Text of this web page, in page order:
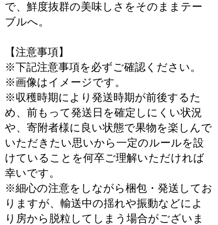
で、鮮度抜群の美味しさをそのままテー
ブルへ。
【注意事項】
※下記注意事項を必ずご確認ください。
※画像はイメージです。
※収穫時期により発送時期が前後するた
め、前もって発送日を確定しにくい状況
や、寄附者様に良い状態で果物を楽しんで
いただきたい思いから一定のルールを設
けていることを何卒ご理解いただければ
幸いです。
※細心の注意をしながら梱包・発送してお
りますが、輸送中の揺れや振動などによ
り房から脱粒してしまう場合がございま